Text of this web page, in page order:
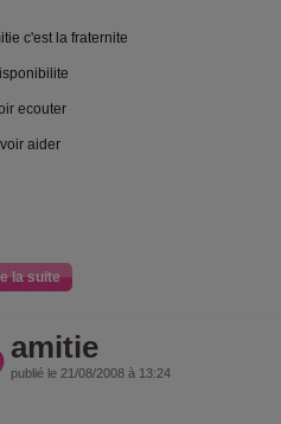
c'est la fraternite
ecouter
aider
la suite
amitie
publié le 21/08/2008 à 13:24